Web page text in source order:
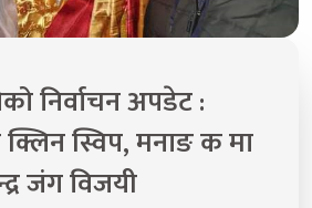
निर्वाचन अपडेट :
स्विप, मनाङ क मा
जंग विजयी